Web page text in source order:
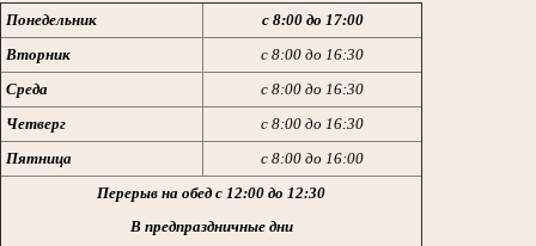
Понедельник
с 8:00 до 17:00
Вторник
с 8:00 до 16:30
Среда
с 8:00 до 16:30
Четверг
с 8:00 до 16:30
Пятница
с 8:00 до 16:00
Перерыв на обед с 12:00 до 12:30
В предпраздничные дни